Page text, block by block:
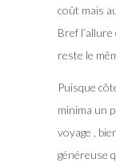
coût mais
Bref
reste le
Puisque
minima un
voyage ,
généreuse